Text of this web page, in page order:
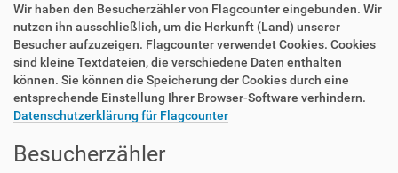
Wir haben den Besucherzähler von Flagcounter eingebunden. Wir
nutzen ihn ausschließlich, um die Herkunft (Land) unserer
Besucher aufzuzeigen. Flagcounter verwendet Cookies. Cookies
sind kleine Textdateien, die verschiedene Daten enthalten
können. Sie können die Speicherung der Cookies durch eine
entsprechende Einstellung Ihrer Browser-Software verhindern.
Datenschutzerklärung für Flagcounter
Besucherzähler